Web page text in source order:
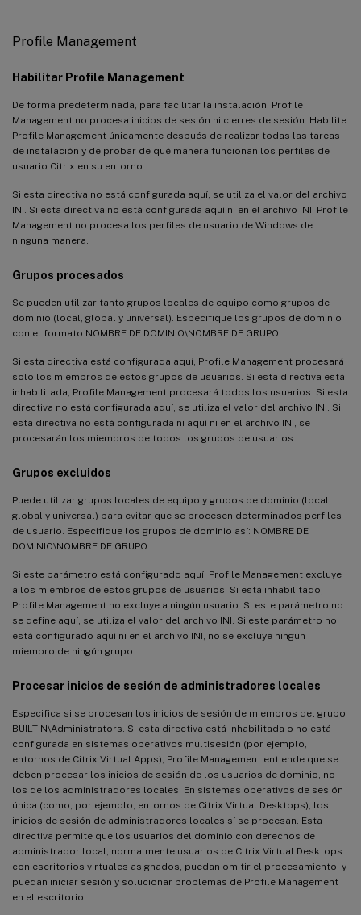
Profile Management
Habilitar Profile Management
De forma predeterminada, para facilitar la instalación, Profile
Management no procesa inicios de sesión ni cierres de sesión. Habilite
Profile Management únicamente después de realizar todas las tareas
de instalación y de probar de qué manera funcionan los perfiles de
usuario Citrix en su entorno.
Si esta directiva no está configurada aquí, se utiliza el valor del archivo
INI. Si esta directiva no está configurada aquí ni en el archivo INI, Profile
Management no procesa los perfiles de usuario de Windows de
ninguna manera.
Grupos procesados
Se pueden utilizar tanto grupos locales de equipo como grupos de
dominio (local, global y universal). Especifique los grupos de dominio
con el formato NOMBRE DE DOMINIO\NOMBRE DE GRUPO.
Si esta directiva está configurada aquí, Profile Management procesará
solo los miembros de estos grupos de usuarios. Si esta directiva está
inhabilitada, Profile Management procesará todos los usuarios. Si esta
directiva no está configurada aquí, se utiliza el valor del archivo INI. Si
esta directiva no está configurada ni aquí ni en el archivo INI, se
procesarán los miembros de todos los grupos de usuarios.
Grupos excluidos
Puede utilizar grupos locales de equipo y grupos de dominio (local,
global y universal) para evitar que se procesen determinados perfiles
de usuario. Especifique los grupos de dominio así: NOMBRE DE
DOMINIO\NOMBRE DE GRUPO.
Si este parámetro está configurado aquí, Profile Management excluye
a los miembros de estos grupos de usuarios. Si está inhabilitado,
Profile Management no excluye a ningún usuario. Si este parámetro no
se define aquí, se utiliza el valor del archivo INI. Si este parámetro no
está configurado aquí ni en el archivo INI, no se excluye ningún
miembro de ningún grupo.
Procesar inicios de sesión de administradores locales
Especifica si se procesan los inicios de sesión de miembros del grupo
BUILTIN\Administrators. Si esta directiva está inhabilitada o no está
configurada en sistemas operativos multisesión (por ejemplo,
entornos de Citrix Virtual Apps), Profile Management entiende que se
deben procesar los inicios de sesión de los usuarios de dominio, no
los de los administradores locales. En sistemas operativos de sesión
única (como, por ejemplo, entornos de Citrix Virtual Desktops), los
inicios de sesión de administradores locales sí se procesan. Esta
directiva permite que los usuarios del dominio con derechos de
administrador local, normalmente usuarios de Citrix Virtual Desktops
con escritorios virtuales asignados, puedan omitir el procesamiento, y
puedan iniciar sesión y solucionar problemas de Profile Management
en el escritorio.